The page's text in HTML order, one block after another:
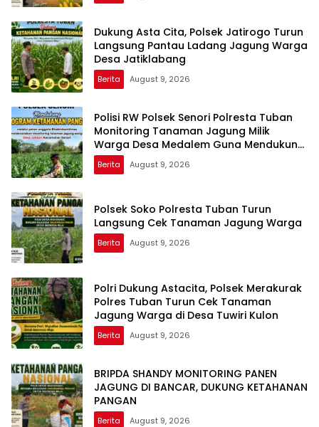
Dukung Asta Cita, Polsek Jatirogo Turun
Langsung Pantau Ladang Jagung Warga
Desa Jatiklabang
Berita August 9, 2026
Polisi RW Polsek Senori Polresta Tuban
Monitoring Tanaman Jagung Milik
Warga Desa Medalem Guna Mendukung
Program Ketahanan Pangan
Berita August 9, 2026
Polsek Soko Polresta Tuban Turun
Langsung Cek Tanaman Jagung Warga
Berita August 9, 2026
Polri Dukung Astacita, Polsek Merakurak
Polres Tuban Turun Cek Tanaman
Jagung Warga di Desa Tuwiri Kulon
Berita August 9, 2026
BRIPDA SHANDY MONITORING PANEN
JAGUNG DI BANCAR, DUKUNG KETAHANAN
PANGAN
Berita August 9, 2026